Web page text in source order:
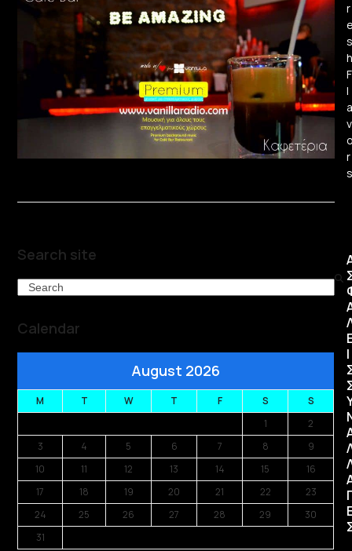
Search site
Search
Calendar
August 2026
M T W T F S
S
1
2
3
4 5 6 7 8
9
10
11 12 13 14 15
16
17
18 19 20 21 22
23
24
25 26 27 28 29
30
31
r
s
h
F
l
a
v
r
s
Ι